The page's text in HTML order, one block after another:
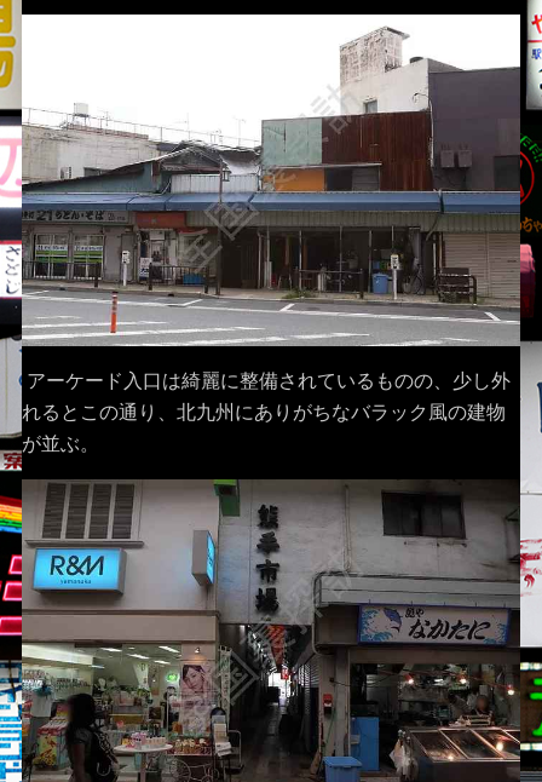
アーケード入口は綺麗に整備されているものの、少し外
れるとこの通り、北九州にありがちなバラック風の建物
が並ぶ。